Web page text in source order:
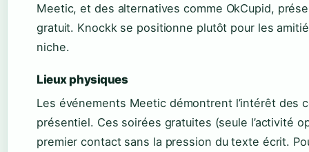
Meetic, et des alternatives comme OkCupid,
gratuit. Knockk se positionne plutôt pour les
niche.
Lieux physiques
Les événements Meetic démontrent l’intérêt des
présentiel. Ces soirées gratuites (seule l’activité
premier contact sans la pression du texte écrit.